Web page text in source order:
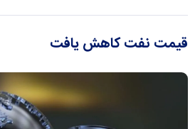
قیمت نفت کاهش یافت